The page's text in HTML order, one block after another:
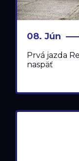
08. Jún
Prvá jazda
naspäť